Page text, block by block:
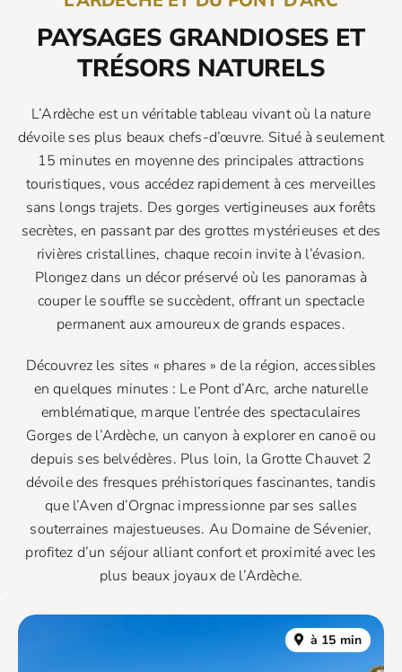
PAYSAGES GRANDIOSES ET
TRÉSORS NATURELS
L’Ardèche est un véritable tableau vivant où la nature
dévoile ses plus beaux chefs-d’œuvre. Situé à seulement
15 minutes en moyenne des principales attractions
touristiques, vous accédez rapidement à ces merveilles
sans longs trajets. Des gorges vertigineuses aux forêts
secrètes, en passant par des grottes mystérieuses et des
rivières cristallines, chaque recoin invite à l’évasion.
Plongez dans un décor préservé où les panoramas à
couper le souffle se succèdent, offrant un spectacle
permanent aux amoureux de grands espaces.
Découvrez les sites « phares » de la région, accessibles
en quelques minutes : Le Pont d’Arc, arche naturelle
emblématique, marque l’entrée des spectaculaires
Gorges de l’Ardèche, un canyon à explorer en canoë ou
depuis ses belvédères. Plus loin, la Grotte Chauvet 2
dévoile des fresques préhistoriques fascinantes, tandis
que l’Aven d’Orgnac impressionne par ses salles
souterraines majestueuses. Au Domaine de Sévenier,
profitez d’un séjour alliant confort et proximité avec les
plus beaux joyaux de l’Ardèche.
à 15 min